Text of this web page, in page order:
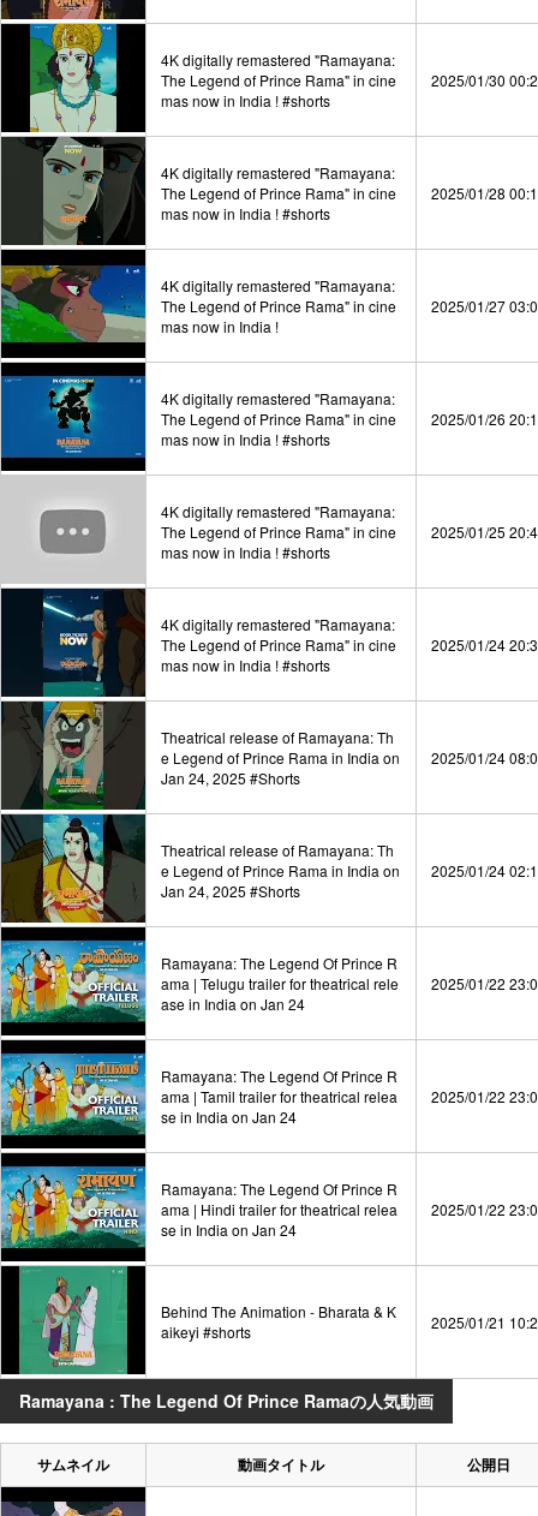
4K digitally remastered "Ramayana:
The Legend of Prince Rama" in cine
mas now in India ! #shorts
2025/01/30
4K digitally remastered "Ramayana:
The Legend of Prince Rama" in cine
mas now in India ! #shorts
2025/01/28
4K digitally remastered "Ramayana:
The Legend of Prince Rama" in cine
mas now in India !
2025/01/27
4K digitally remastered "Ramayana:
The Legend of Prince Rama" in cine
mas now in India ! #shorts
2025/01/26
4K digitally remastered "Ramayana:
The Legend of Prince Rama" in cine
mas now in India ! #shorts
2025/01/25
4K digitally remastered "Ramayana:
The Legend of Prince Rama" in cine
mas now in India ! #shorts
2025/01/24
Theatrical release of Ramayana: Th
e Legend of Prince Rama in India on
Jan 24, 2025 #Shorts
2025/01/24
Theatrical release of Ramayana: Th
e Legend of Prince Rama in India on
Jan 24, 2025 #Shorts
2025/01/24
Ramayana: The Legend Of Prince R
ama | Telugu trailer for theatrical rele
ase in India on Jan 24
2025/01/22
Ramayana: The Legend Of Prince R
ama | Tamil trailer for theatrical relea
se in India on Jan 24
2025/01/22
Ramayana: The Legend Of Prince R
ama | Hindi trailer for theatrical relea
se in India on Jan 24
2025/01/22
Behind The Animation - Bharata & K
aikeyi #shorts
2025/01/21
Ramayana : The Legend Of Prince Ramaの人気動画
サムネイル 動画タイトル 公開日